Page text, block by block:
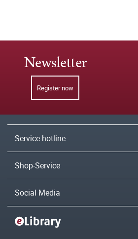
Newsletter
Register now
Service hotline
Shop-Service
Social Media